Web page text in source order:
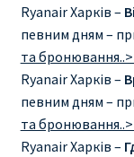
Ryanair Харків –
певним дням –
та
Ryanair Харків –
певним дням –
та
Ryanair Харків –